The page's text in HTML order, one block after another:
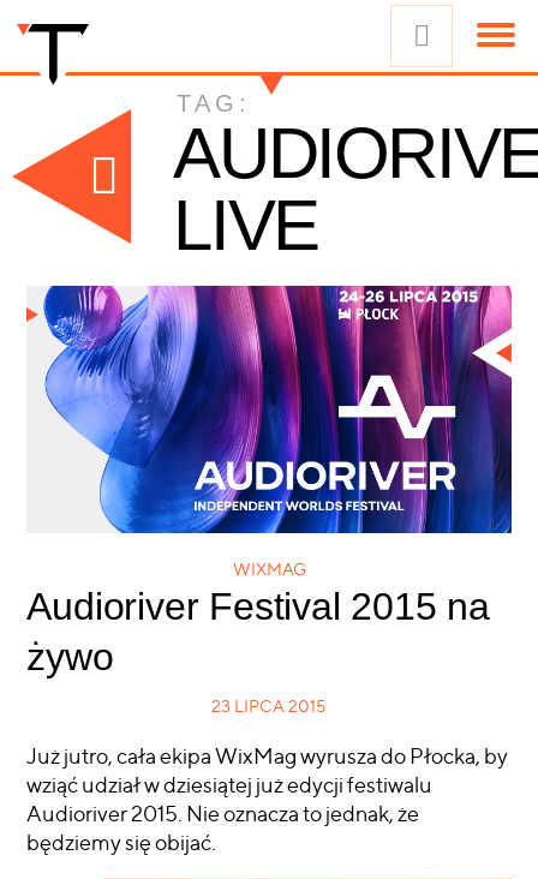
TAG:
LIVE
WIXMAG
Audioriver Festival 2015 na
żywo
23 LIPCA 2015
Już jutro, cała ekipa WixMag wyrusza do Płocka, by
wziąć udział w dziesiątej już edycji festiwalu
Audioriver 2015. Nie oznacza to jednak, że
będziemy się obijać.